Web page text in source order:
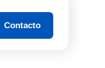
Contacto